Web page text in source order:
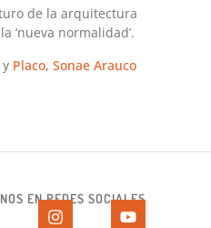
de la arquitectura
‘nueva normalidad’.
y Placo, Sonae Arauco
EN REDES SOCIALES